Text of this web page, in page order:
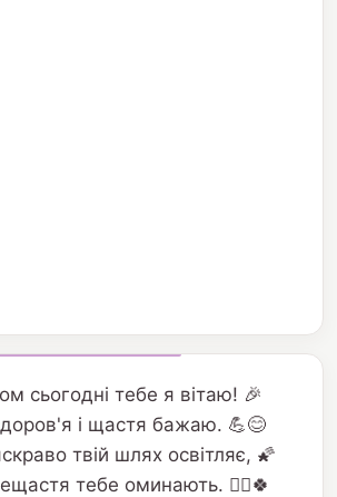
сьогодні тебе я вітаю! 🎉
і щастя бажаю. 💪😊
твій шлях освітляє, 🌠
тебе оминають. 🙅‍♂️🍀